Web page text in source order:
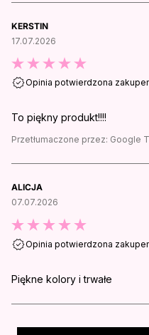
KERSTIN
17.07.2026
Opinia potwierdzona
To piękny produkt!!!!
Przetłumaczone przez: Google
ALICJA
07.07.2026
Opinia potwierdzona
Piękne kolory i trwałe